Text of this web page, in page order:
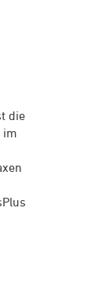
die
im